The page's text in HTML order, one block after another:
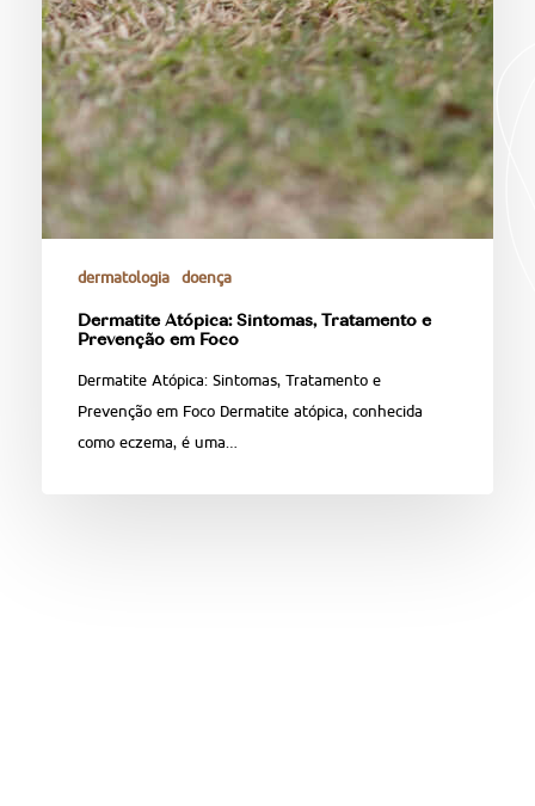
dermatologia doença
Dermatite Atópica: Sintomas, Tratamento e
Prevenção em Foco
Dermatite Atópica: Sintomas, Tratamento e
Prevenção em Foco Dermatite atópica, conhecida
como eczema, é uma…